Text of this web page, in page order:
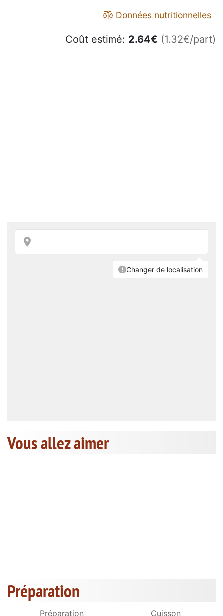
Données nutritionnelles
Coût estimé: 2.64€ (1.32€/part)
Vous allez aimer
Préparation
Préparation Cuisson